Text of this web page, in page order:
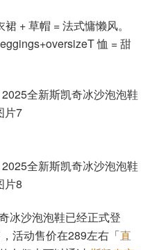
+ 草帽 = 法式慵懒风。
恤 = 甜
冰沙泡泡鞋已经正式登
活动售价在289左右「直